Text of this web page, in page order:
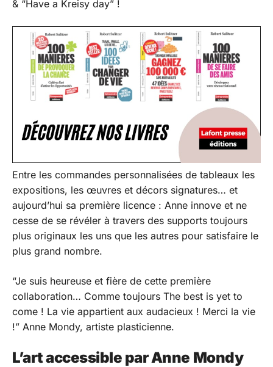
& “Have a Kreisy day” !
Entre les commandes personnalisées de tableaux les
expositions, les œuvres et décors signatures… et
aujourd’hui sa première licence : Anne innove et ne
cesse de se révéler à travers des supports toujours
plus originaux les uns que les autres pour satisfaire le
plus grand nombre.
“Je suis heureuse et fière de cette première
collaboration… Comme toujours The best is yet to
come ! La vie appartient aux audacieux ! Merci la vie
!” Anne Mondy, artiste plasticienne.
L’art accessible par Anne Mondy